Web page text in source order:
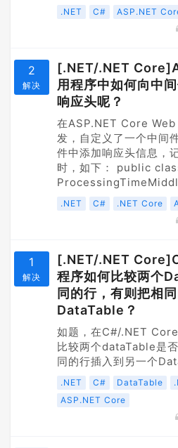
.NET C# ASP.NET
2
解决
[.NET/.NET
用程序中如何向中
响应头呢？
在ASP.NET Core
发，自定义了一个中间
件中添加响应头信息，
时，如下： public
.NET C# .NET Core
1
解决
[.NET/.NET
程序如何比较两个
同的行，有则把相
DataTable？
如题，在C#/.NET
比较两个dataTable是
同的行插入到另一个
.NET C# DataTable
ASP.NET Core